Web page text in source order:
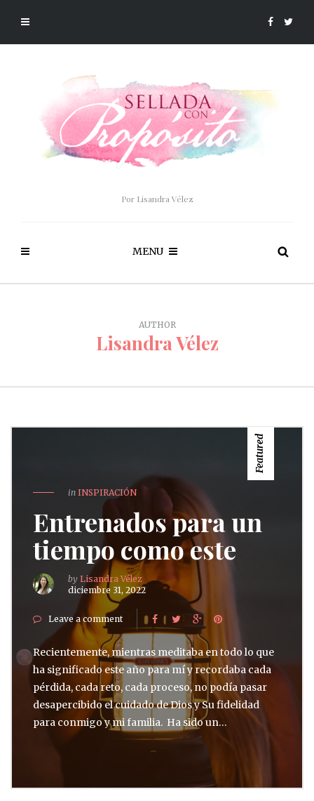
Por Lisandra Vélez
MENU
AUTHOR
Lisandra Vélez
Featured
in INSPIRACIÓN
Entrenados para un
tiempo como este
by Lisandra Vélez
diciembre 31, 2022
Leave a comment
Recientemente, mientras meditaba en todo lo que
ha significado este año para mí y recordaba cada
pérdida, cada reto, cada proceso, no podía pasar
desapercibido el cuidado de Dios y Su fidelidad
para conmigo y mi familia. Ha sido un…